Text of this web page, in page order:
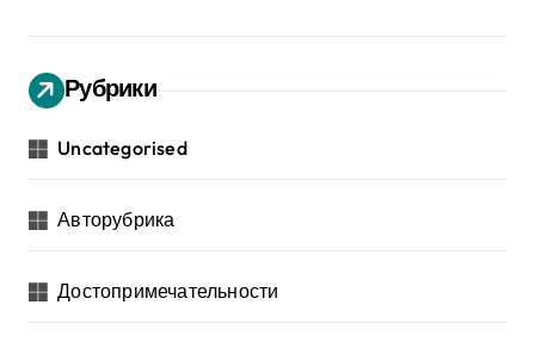
Рубрики
Uncategorised
Авторубрика
Достопримечательности